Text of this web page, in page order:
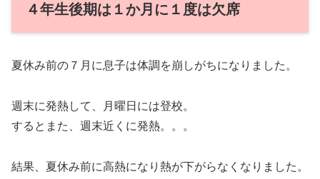
４年生後期は１か月に１度は欠席
夏休み前の７月に息子は体調を崩しがちになりました。
週末に発熱して、月曜日には登校。
するとまた、週末近くに発熱。。。
結果、夏休み前に高熱になり熱が下がらなくなりました。